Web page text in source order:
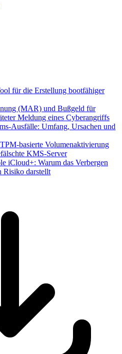
für die Erstellung bootfähiger
(MAR) und Bußgeld für
Meldung eines Cyberangriffs
Ausfälle: Umfang, Ursachen und
basierte Volumenaktivierung
KMS-Server
iCloud+: Warum das Verbergen
Risiko darstellt